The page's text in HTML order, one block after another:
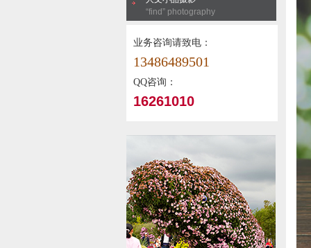
“find” photography
业务咨询请致电：
13486489501
QQ咨询：
16261010